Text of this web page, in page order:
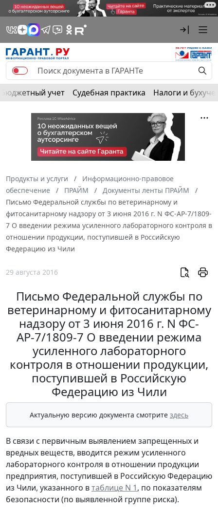
Бюджетный учет Судебная практика Налоги и
Продукты и услуги
Информационно-правовое
обеспечение
ПРАЙМ
Документы ленты ПРАЙМ
Письмо Федеральной службы по ветеринарному и
фитосанитарному надзору от 3 июня 2016 г. N ФС-АР-7/1809-
7 О введении режима усиленного лабораторного контроля в
отношении продукции, поступившей в Российскую
Федерацию из Чили
29 августа 2016
Письмо Федеральной службы по
ветеринарному и фитосанитарному
надзору от 3 июня 2016 г. N ФС-
АР-7/1809-7 О введении режима
усиленного лабораторного
контроля в отношении продукции,
поступившей в Российскую
Федерацию из Чили
Актуальную версию документа смотрите здесь
В связи с первичным выявлением запрещенных и
вредных веществ, вводится режим усиленного
лабораторного контроля в отношении продукции
предприятия, поступившей в Российскую Федерацию
из Чили, указанного втаблице N 1, по показателям
безопасности (по выявленной группе риска).